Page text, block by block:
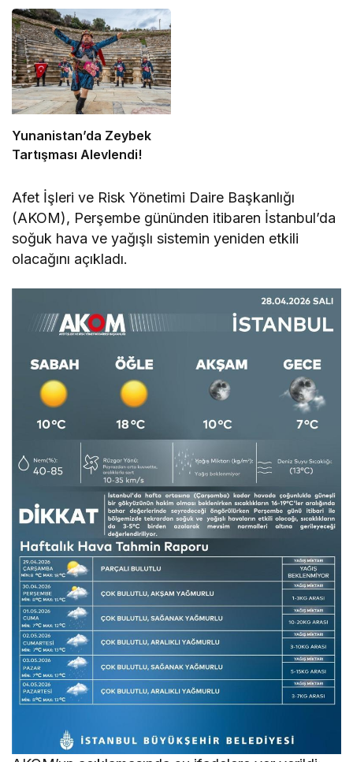
Yunanistan’da Zeybek
Tartışması Alevlendi!
Afet İşleri ve Risk Yönetimi Daire Başkanlığı
(AKOM), Perşembe gününden itibaren İstanbul’da
soğuk hava ve yağışlı sistemin yeniden etkili
olacağını açıkladı.